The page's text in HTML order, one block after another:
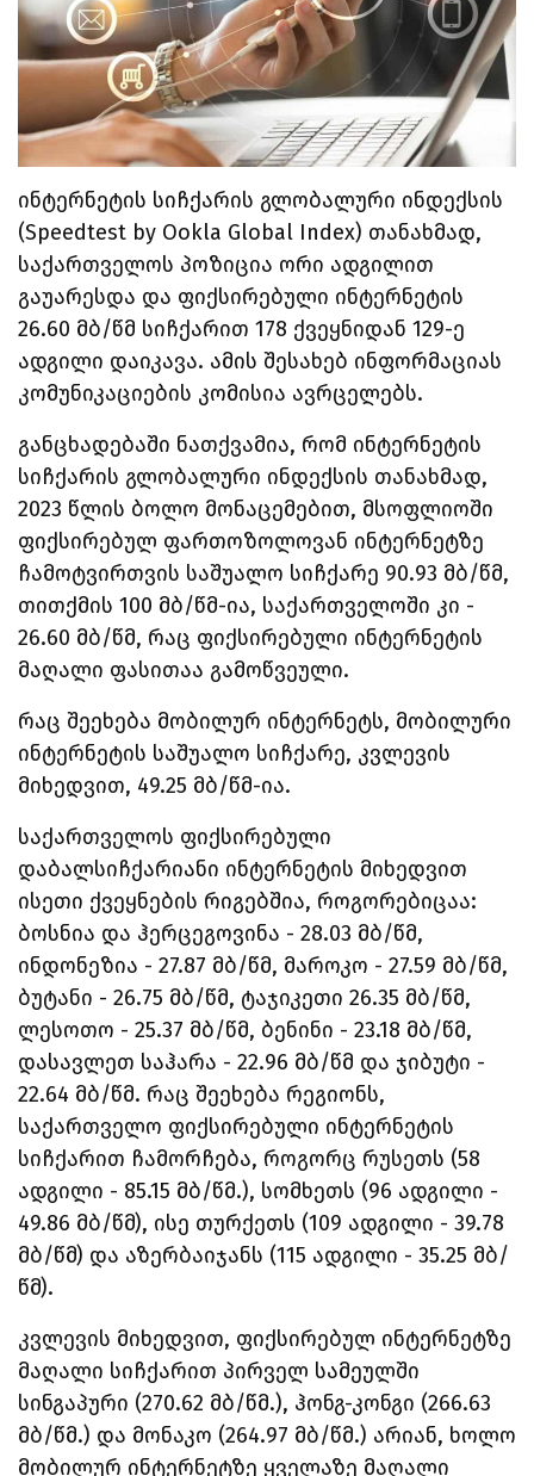
ინტერნეტის სიჩქარის გლობალური ინდექსის
(Speedtest by Ookla Global Index) თანახმად,
საქართველოს პოზიცია ორი ადგილით
გაუარესდა და ფიქსირებული ინტერნეტის
26.60 მბ/წმ სიჩქარით 178 ქვეყნიდან 129-ე
ადგილი დაიკავა. ამის შესახებ ინფორმაციას
კომუნიკაციების კომისია ავრცელებს.
განცხადებაში ნათქვამია, რომ ინტერნეტის
სიჩქარის გლობალური ინდექსის თანახმად,
2023 წლის ბოლო მონაცემებით, მსოფლიოში
ფიქსირებულ ფართოზოლოვან ინტერნეტზე
ჩამოტვირთვის საშუალო სიჩქარე 90.93 მბ/წმ,
თითქმის 100 მბ/წმ-ია, საქართველოში კი -
26.60 მბ/წმ, რაც ფიქსირებული ინტერნეტის
მაღალი ფასითაა გამოწვეული.
რაც შეეხება მობილურ ინტერნეტს, მობილური
ინტერნეტის საშუალო სიჩქარე, კვლევის
მიხედვით, 49.25 მბ/წმ-ია.
საქართველოს ფიქსირებული
დაბალსიჩქარიანი ინტერნეტის მიხედვით
ისეთი ქვეყნების რიგებშია, როგორებიცაა:
ბოსნია და ჰერცეგოვინა - 28.03 მბ/წმ,
ინდონეზია - 27.87 მბ/წმ, მაროკო - 27.59 მბ/წმ,
ბუტანი - 26.75 მბ/წმ, ტაჯიკეთი 26.35 მბ/წმ,
ლესოთო - 25.37 მბ/წმ, ბენინი - 23.18 მბ/წმ,
დასავლეთ საჰარა - 22.96 მბ/წმ და ჯიბუტი -
22.64 მბ/წმ. რაც შეეხება რეგიონს,
საქართველო ფიქსირებული ინტერნეტის
სიჩქარით ჩამორჩება, როგორც რუსეთს (58
ადგილი - 85.15 მბ/წმ.), სომხეთს (96 ადგილი -
49.86 მბ/წმ), ისე თურქეთს (109 ადგილი - 39.78
მბ/წმ) და აზერბაიჯანს (115 ადგილი - 35.25 მბ/
წმ).
კვლევის მიხედვით, ფიქსირებულ ინტერნეტზე
მაღალი სიჩქარით პირველ სამეულში
სინგაპური (270.62 მბ/წმ.), ჰონგ-კონგი (266.63
მბ/წმ.) და მონაკო (264.97 მბ/წმ.) არიან, ხოლო
მობილურ ინტერნეტზე ყველაზე მაღალი